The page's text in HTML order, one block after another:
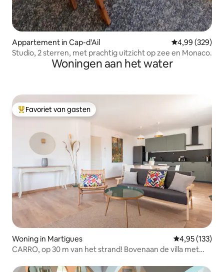
Appartement in Cap-d'Ail Gemiddelde
4,99 (329)
Studio, 2 sterren, met prachtig uitzicht op zee en Monaco.
Woningen aan het water
Topfavoriet van gasten
Favoriet van gasten
Woning in Martigues Gemiddelde
4,95 (133)
CARRO, op 30 m van het strand! Bovenaan de villa met